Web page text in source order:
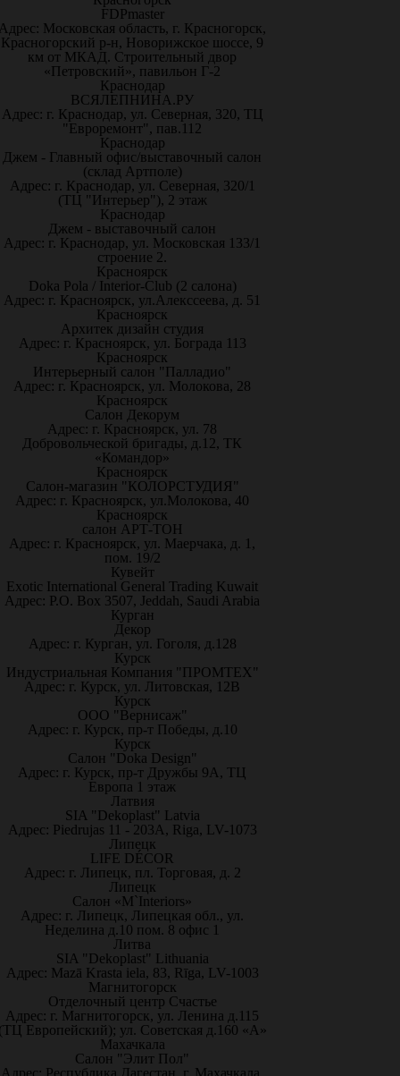
FDPmaster
Московская область, г. Красногорск,
Красногорский р-н, Новорижское шоссе, 9
км от МКАД. Строительный двор
«Петровский», павильон Г-2
Краснодар
ВСЯЛЕПНИНА.РУ
Адрес: г. Краснодар, ул. Северная, 320, ТЦ
"Евроремонт", пав.112
Краснодар
Джем - Главный офис/выставочный салон
(склад Артполе)
Адрес: г. Краснодар, ул. Северная, 320/1
(ТЦ "Интерьер"), 2 этаж
Краснодар
Джем - выставочный салон
Адрес: г. Краснодар, ул. Московская 133/1
строение 2.
Красноярск
Doka Pola / Interior-Club (2 салона)
Адрес: г. Красноярск, ул.Алекссеева, д. 51
Красноярск
Архитек дизайн студия
Адрес: г. Красноярск, ул. Бограда 113
Красноярск
Интерьерный салон "Палладио"
Адрес: г. Красноярск, ул. Молокова, 28
Красноярск
Салон Декорум
Адрес: г. Красноярск, ул. 78
Добровольческой бригады, д.12, ТК
«Командор»
Красноярск
Салон-магазин "КОЛОРСТУДИЯ"
Адрес: г. Красноярск, ул.Молокова, 40
Красноярск
салон АРТ-ТОН
Адрес: г. Красноярск, ул. Маерчака, д. 1,
пом. 19/2
Кувейт
Exotic International General Trading Kuwait
Адрес: P.O. Box 3507, Jeddah, Saudi Arabia
Курган
Декор
Адрес: г. Курган, ул. Гоголя, д.128
Курск
Индустриальная Компания "ПРОМТЕХ"
Адрес: г. Курск, ул. Литовская, 12В
Курск
ООО "Вернисаж"
Адрес: г. Курск, пр-т Победы, д.10
Курск
Салон "Doka Design"
Адрес: г. Курск, пр-т Дружбы 9А, ТЦ
Европа 1 этаж
Латвия
SIA "Dekoplast" Latvia
Адрес: Piedrujas 11 - 203A, Riga, LV-1073
Липецк
LIFE DÉCOR
Адрес: г. Липецк, пл. Торговая, д. 2
Липецк
Салон «M`Interiors»
Адрес: г. Липецк, Липецкая обл., ул.
Неделина д.10 пом. 8 офис 1
Литва
SIA "Dekoplast" Lithuania
Адрес: Mazā Krasta iela, 83, Rīga, LV-1003
Магнитогорск
Отделочный центр Счастье
Адрес: г. Магнитогорск, ул. Ленина д.115
Европейский); ул. Советская д.160 «А»
Махачкала
Салон "Элит Пол"
Адрес: Республика Дагестан, г. Махачкала,